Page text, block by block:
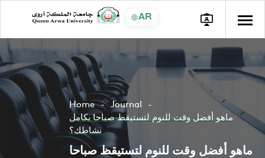
AR
Home
Journal
ماهو أفضل وقت للنوم لتستيقظ صباحا بكامل
نشاطك؟
ماهو أفضل وقت للنوم لتستيقظ صباحا